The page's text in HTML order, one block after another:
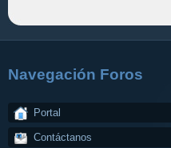
Navegación Foros
Portal
Contáctanos